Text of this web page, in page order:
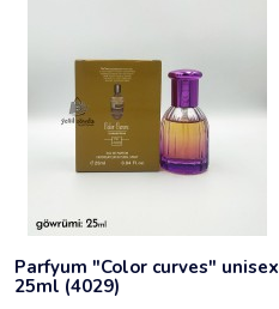
Parfyum "Color curves" unisex
25ml (4029)